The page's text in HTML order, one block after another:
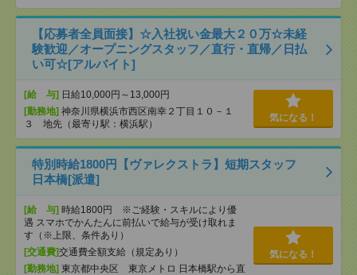
【応募者全員面接】☆入社祝い金最大２０万☆未経
験歓迎／オープニングスタッフ／直行・直帰／日払
い可☆[アルバイト]
[給 与] 日給10,000円～13,000円
[勤務地] 神奈川県横浜市西区南幸２丁目１０－１
３ 地先（最寄り駅：横浜駅）
気になる！
特別時給1800円【ヴァレクストラ】短期スタッフ
日本橋[派遣]
[給 与] 時給1800円 ※ご経験・スキルにより優
遇 スマホでかんたんに前払いで給与が受け取れま
す（※上限、条件あり）
[交通費]交通費全額支給（規定あり）
[勤務地] 東京都中央区 東京メトロ 日本橋駅から直
気になる！